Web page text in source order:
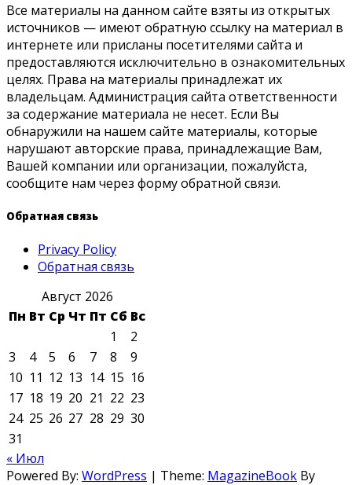
Все материалы на данном сайте взяты из открытых
источников — имеют обратную ссылку на материал в
интернете или присланы посетителями сайта и
предоставляются исключительно в ознакомительных
целях. Права на материалы принадлежат их
владельцам. Администрация сайта ответственности
за содержание материала не несет. Если Вы
обнаружили на нашем сайте материалы, которые
нарушают авторские права, принадлежащие Вам,
Вашей компании или организации, пожалуйста,
сообщите нам через форму обратной связи.
Обратная связь
Privacy Policy
Обратная связь
Август 2026
Пн Вт Ср Чт Пт Сб Вс
1
2
3
4 5 6 7 8
9
10 11 12 13 14 15 16
17 18 19 20 21 22 23
24 25 26 27 28 29 30
31
« Июл
Powered By: WordPress | Theme: MagazineBook By